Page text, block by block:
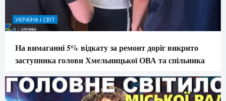
УКРАЇНА І СВІТ
На вимаганні 5% відкату за ремонт доріг викрито
заступника голови Хмельницької ОВА та спільника